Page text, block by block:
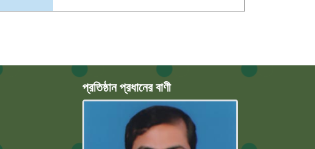
প্রতিষ্ঠান প্রধানের বাণী